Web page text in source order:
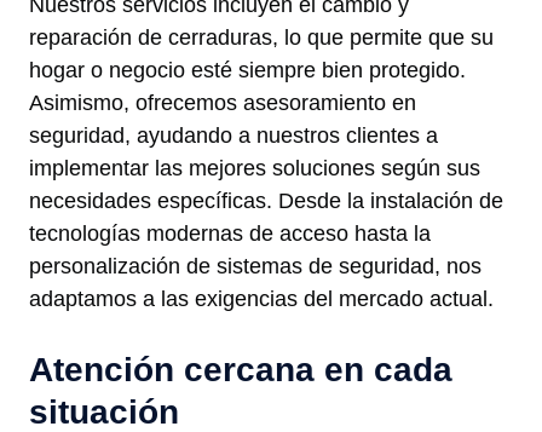
reparación de cerraduras, lo que permite que su
hogar o negocio esté siempre bien protegido.
Asimismo, ofrecemos asesoramiento en
seguridad, ayudando a nuestros clientes a
implementar las mejores soluciones según sus
necesidades específicas. Desde la instalación de
tecnologías modernas de acceso hasta la
personalización de sistemas de seguridad, nos
adaptamos a las exigencias del mercado actual.
Atención cercana en cada
situación